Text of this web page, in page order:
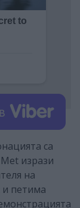
са
изрази
на
и петима